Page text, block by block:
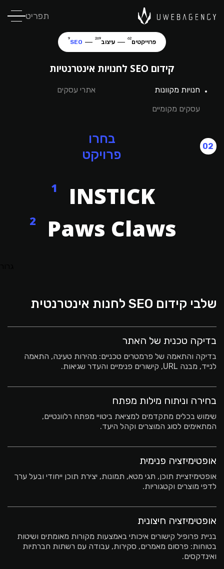
תפריט
פרוייקטים
62
עיצוב
269
SEO
9
קידום SEO לחנויות אינטרנטיות
חנויות מקוונות אתרי עסקים
עסקים מקומיים
INSTICK
1
Paws Claws
2
02
בחרו
פרויקט
שלבי קידום SEO לחנות אינטרנטית
בדיקה טכנית של האתר
בדיקה והתאמה של פרמטרים טכניים: מהירות טעינה, התאמה
לנייד, מבנה URL, קישורים פנימיים והעדר שגיאות.
בחירה וניתוח מילות מפתח
שימוש בכלים מתקדמים למציאת ביטויי מפתח רלוונטיים,
המתאימים לסוג המוצרים וקהל היעד.
אופטימיזציה פנימית
אופטימיזציית תוכן, תגי מטא, תמונות, יצירת תוכן ייחודי ובעל ערך
לדפי מוצרים וקטגוריות.
אופטימיזציה חיצונית
בניית פרופיל קישורים איכותי באמצעות מקורות מאומתים ושיטות
בטוחות: פרסום מאמרים, סקירות, עבודה עם רשתות חברתיות
ואינדקסים.